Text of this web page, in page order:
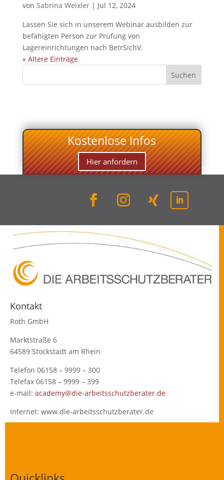
von Sabrina Weixler| Jul 12, 2024
Lassen Sie sich in unserem Webinar ausbilden zur
befähigten Person zur Prüfung von
Lagereinrichtungen nach BetrSichV.
« Ältere Einträge
Suchen
Kostenlose Infos
Hier anfordern
Kontakt
Roth GmbH
Marktstraße 6
64589 Stockstadt am Rhein
Telefon 06158 – 9999 – 300
Telefax 06158 – 9999 – 399
e-mail: academy@die-arbeitsschutzberater.de
Internet: www.die-arbeitsschutzberater.de